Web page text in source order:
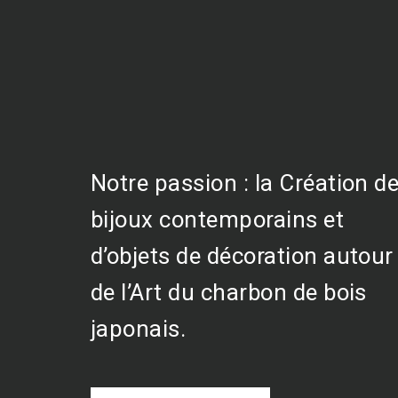
Notre passion : la Création
bijoux contemporains et
d’objets de décoration autour
de l’Art du charbon de bois
japonais.